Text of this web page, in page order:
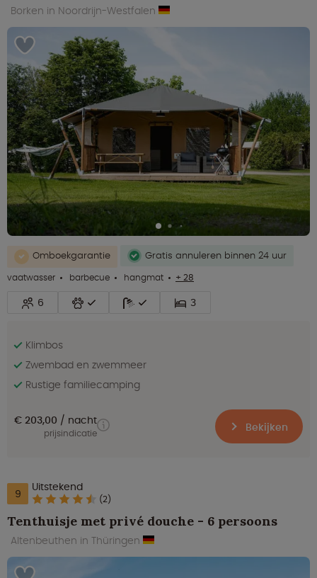
Borken in Noordrijn-Westfalen
Omboekgarantie
Gratis annuleren binnen 24 uur
vaatwasser
barbecue hangmat + 28
6 3
Klimbos
Zwembad en zwemmeer
Rustige familiecamping
€ 203,00 nacht
prijsindicatie Bekijken
9 Uitstekend
(2)
Tenthuisje met privé douche - 6 persoons
Altenbeuthen in Thüringen